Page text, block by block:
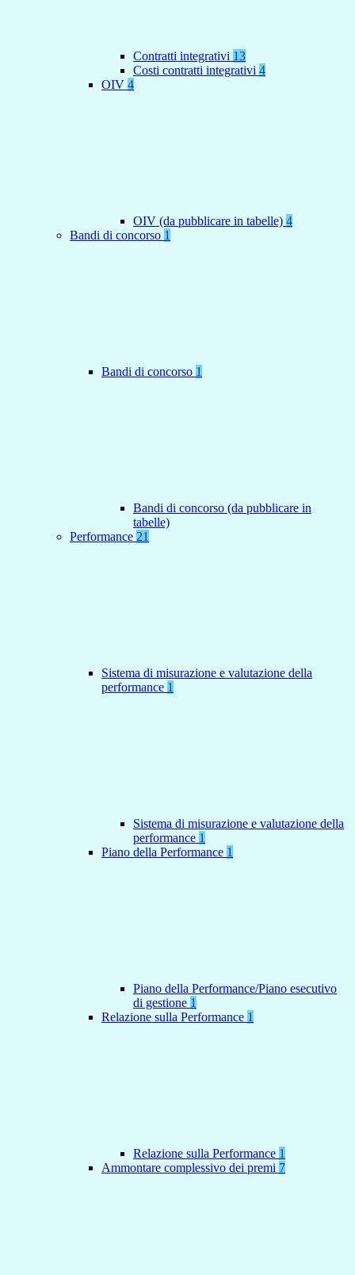
Contratti integrativi 13
Costi contratti integrativi 4
OIV 4
OIV (da pubblicare in tabelle) 4
Bandi di concorso 1
Bandi di concorso 1
Bandi di concorso (da pubblicare in
tabelle)
Performance 21
Sistema di misurazione e valutazione della
performance 1
Sistema di misurazione e valutazione della
performance 1
Piano della Performance 1
Piano della Performance/Piano esecutivo
di gestione 1
Relazione sulla Performance 1
Relazione sulla Performance 1
Ammontare complessivo dei premi 7